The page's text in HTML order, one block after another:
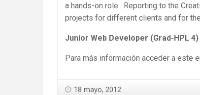
a hands-on role. Reporting to the
projects for different clients and for
Junior Web Developer (Grad-HPL 4)
Para más información acceder a este
18 mayo, 2012